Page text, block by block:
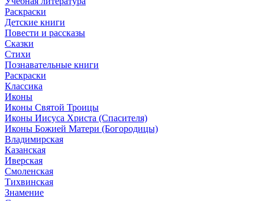
Раскраски
Детские книги
Повести и рассказы
Сказки
Стихи
Познавательные книги
Раскраски
Классика
Иконы
Иконы Святой Троицы
Иконы Иисуса Христа (Спасителя)
Иконы Божией Матери (Богородицы)
Владимирская
Казанская
Иверская
Смоленская
Тихвинская
Знамение